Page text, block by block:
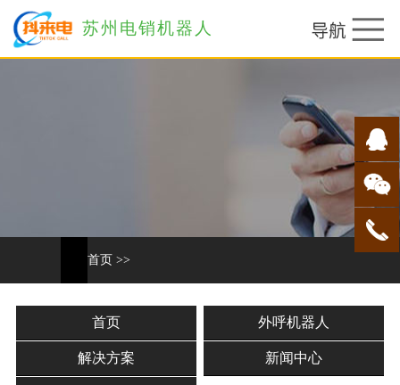
苏州电销机器人
首页 >>
首页 外呼机器人
解决方案 新闻中心